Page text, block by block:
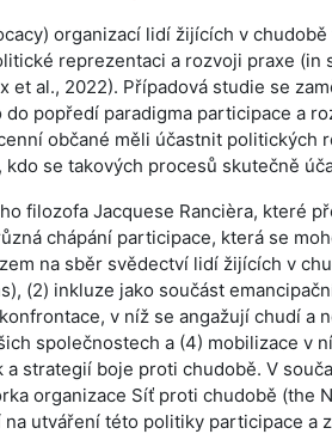
organizací lidí žijících v
reprezentaci a rozvoji praxe (in
al., 2022). Případová studie se
popředí paradigma participace a
občané měli účastnit politických
se takových procesů skutečně
filozofa Jacquese Rancièra, které
chápání participace, která se
na sběr svědectví lidí žijících v
(2) inkluze jako součást
v níž se angažují chudí a
společnostech a (4) mobilizace v
strategií boje proti chudobě. V
organizace Síť proti chudobě (the
utváření této politiky participace a